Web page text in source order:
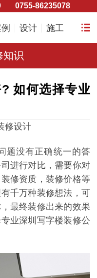
0755-86235078
设计 施工
知识
如何选择专业
题没有正确统一的答
进行对比，需要你对
修资质，装修价格等
千万种装修想法，可
最终装修出来的效果
业深圳写字楼装修公